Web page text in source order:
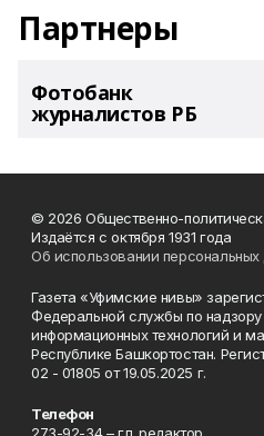
Партнеры
Фотобанк
журналистов РБ
© 2026 Общественно-
Издаётся с октября 1931 года
Об использовании персональных
Газета «Уфимские нивы»
Федеральной службы по
информационных технологий и
Республике Башкортостан.
02 - 01805 от 19.05.2025 г.
Телефон